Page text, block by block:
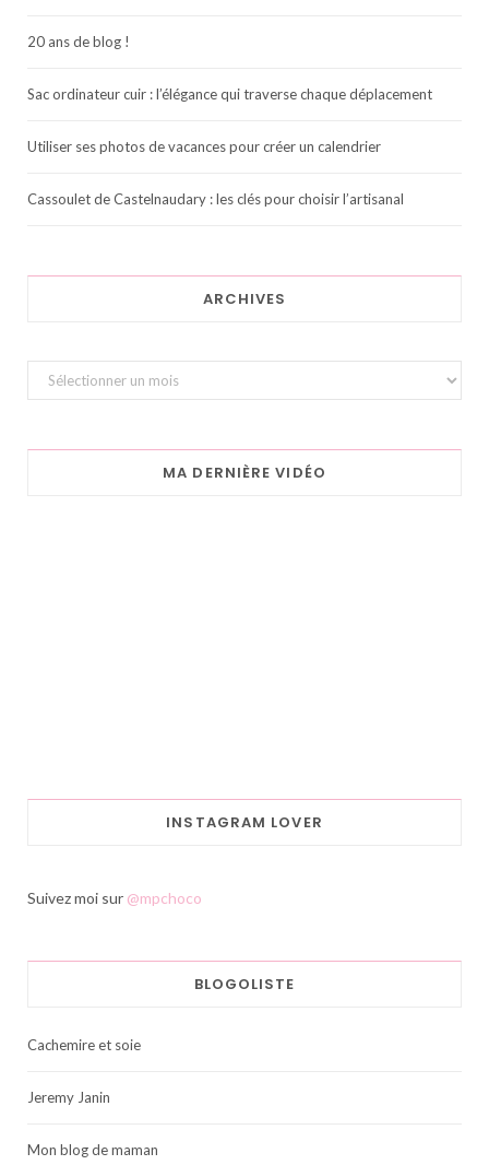
20 ans de blog !
Sac ordinateur cuir : l’élégance qui traverse chaque déplacement
Utiliser ses photos de vacances pour créer un calendrier
Cassoulet de Castelnaudary : les clés pour choisir l’artisanal
ARCHIVES
Archives
MA DERNIÈRE VIDÉO
INSTAGRAM LOVER
Suivez moi sur @mpchoco
BLOGOLISTE
Cachemire et soie
Jeremy Janin
Mon blog de maman